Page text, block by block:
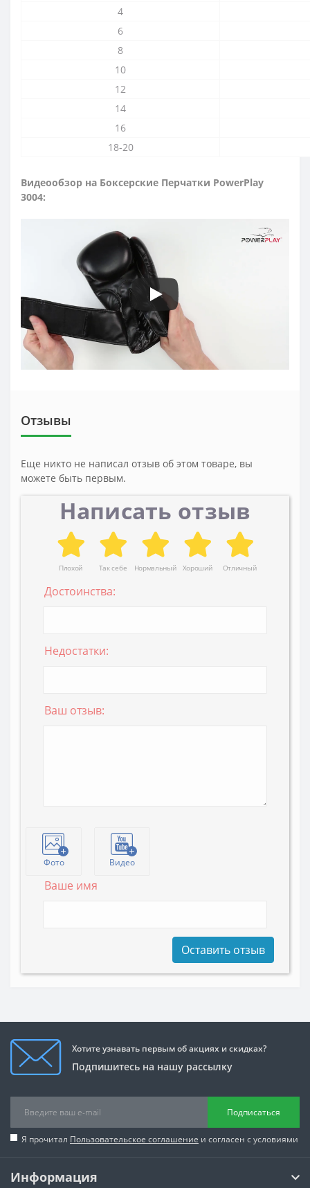
4
6
8
10
12
14
16
18-20
Видеообзор на Боксерские Перчатки PowerPlay
3004:
Отзывы
Еще никто не написал отзыв об этом товаре, вы
можете быть первым.
Написать отзыв
Плохой Так себе Нормальный Хороший Отличный
Достоинства:
Недостатки:
Ваш отзыв:
Фото Видео
Ваше имя
Оставить отзыв
Хотите узнавать первым об акциях и скидках?
Подпишитесь на нашу рассылку
Подписаться
Я прочитал Пользовательское соглашение и согласен с условиями
Информация